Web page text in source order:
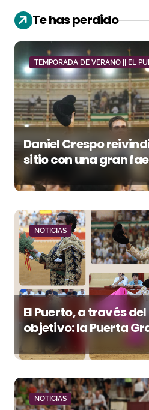
Te has perdido
TEMPORADA DE VERANO || EL
Daniel Crespo
sitio con una gran
orejas
NOTICIAS
El Puerto, a través del
objetivo: la Puerta
Crespo y el aroma de
Morante
NOTICIAS